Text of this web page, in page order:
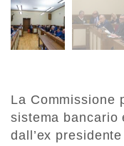
La Commissione
sistema bancario
dall’ex